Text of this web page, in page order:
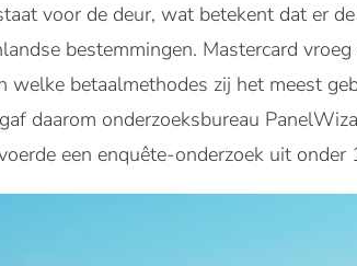
voor de deur, wat betekent dat er
bestemmingen. Mastercard
welke betaalmethodes zij het meest
daarom onderzoeksbureau
een enquête-onderzoek uit onder